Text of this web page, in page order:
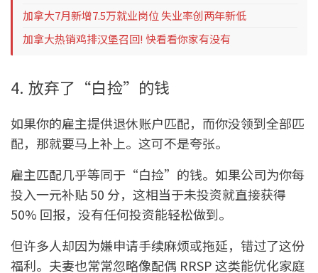
加拿大7月新增7.5万就业岗位 失业率创两年新低
加拿大热销鸡排汉堡召回! 快看看你家有没有
4. 放弃了“白捡”的钱
如果你的雇主提供退休账户匹配，而你没领到全部匹
配，那就要马上补上。这可不是夸张。
雇主匹配几乎等同于“白捡”的钱。如果公司为你每
投入一元补贴 50 分，这相当于未投资就直接获得
50% 回报，没有任何投资能轻松做到。
但许多人却因为嫌申请手续麻烦或拖延，错过了这份
福利。夫妻也常常忽略像配偶 RRSP 这类能优化家庭